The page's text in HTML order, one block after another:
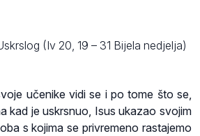
(Iv 20, 19 – 31 Bijela nedjelja)
učenike vidi se i po tome što se,
kad je uskrsnuo, Isus ukazao svojim
s kojima se privremeno rastajemo